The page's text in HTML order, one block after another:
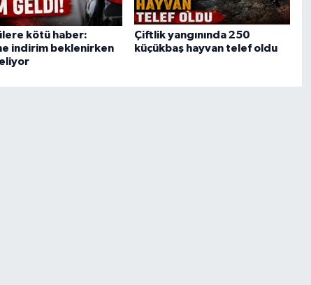
kötü haber:
indirim beklenirken
Çiftlik yangınında 250
küçükbaş hayvan telef oldu